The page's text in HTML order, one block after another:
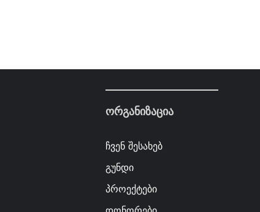
ორგანიზაცია
ჩვენ შესახებ
გუნდი
პროექტები